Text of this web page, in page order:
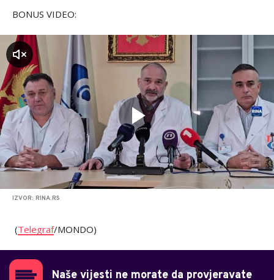
BONUS VIDEO:
IZVOR: RINA.RS
(Telegraf/MONDO)
Naše vijesti ne morate da provjeravate